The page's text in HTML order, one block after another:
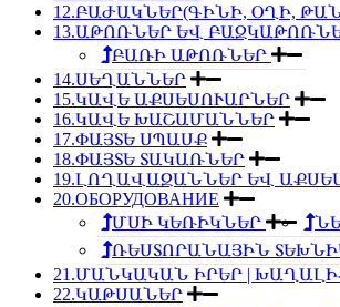
12.ԲԱԺԱԿՆԵՐ(ԳԻՆԻ, ՕՂԻ,
13.ԱԹՈՌՆԵՐ ԵՎ
ԲԱՌԻ ԱԹՈՌՆԵՐ
14.ՍԵՂԱՆՆԵՐ
15.ԿԱՎԵ ԱՔՍԵՍՈՒԱՐՆԵՐ
16.ԿԱՎԵ ԽԱՇԱՄԱՆՆԵՐ
17.ՓԱՅՏԵ ՍՊԱՍՔ
18.ՓԱՅՏԵ ՏԱԿԱՌՆԵՐ
19.ԼՈՂԱՎԱԶԱՆՆԵՐ ԵՎ
20.ОБОРУДОВАНИЕ
ՄՍԻ ԿԵՌԻԿՆԵՐ
ՌԵՍՏՈՐԱՆԱՅԻՆ
21.ՄԱՆԿԱԿԱՆ ԻՐԵՐ |
22.ԿԱԹՍԱՆԵՐ